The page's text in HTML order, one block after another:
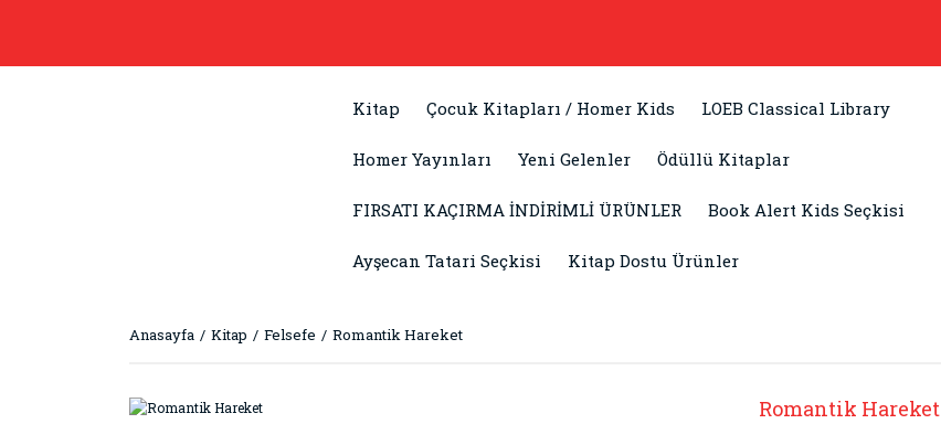
Kitap Çocuk Kitapları / Homer Kids LOEB Classical Library
Homer Yayınları Yeni Gelenler Ödüllü Kitaplar
FIRSATI KAÇIRMA İNDİRİMLİ ÜRÜNLER Book Alert Kids Seçkisi
Ayşecan Tatari Seçkisi Kitap Dostu Ürünler
Anasayfa Kitap Felsefe Romantik Hareket
Romantik Hareket